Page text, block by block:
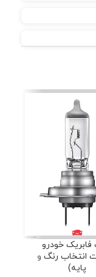
فابریک خودرو
انتخاب رنگ و
پایه)